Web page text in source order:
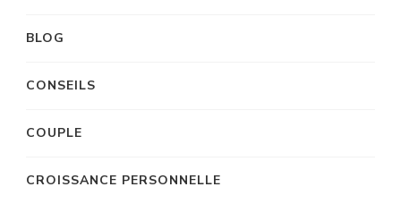
BLOG
CONSEILS
COUPLE
CROISSANCE PERSONNELLE